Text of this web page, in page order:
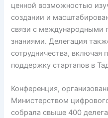
ценной возможностью
создании и
связи с международными
знаниями. Делегация
сотрудничества, включая
поддержку стартапов в
Конференция,
Министерством
собрала свыше 400